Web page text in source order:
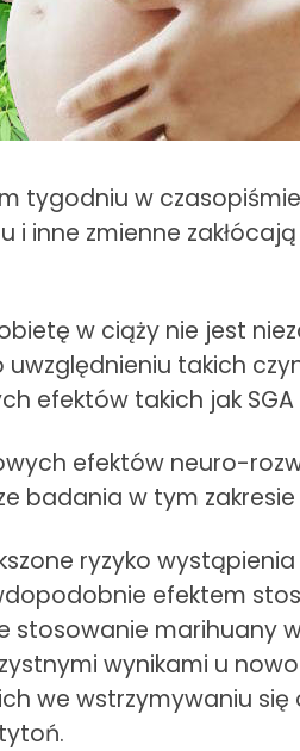
tygodniu w
inne zmienne
w ciąży nie jest
takich
efektów takich jak SGA
efektów neuro-
badania w tym
ryzyko
efektem
stosowanie marihuany
wynikami u
we wstrzymywaniu